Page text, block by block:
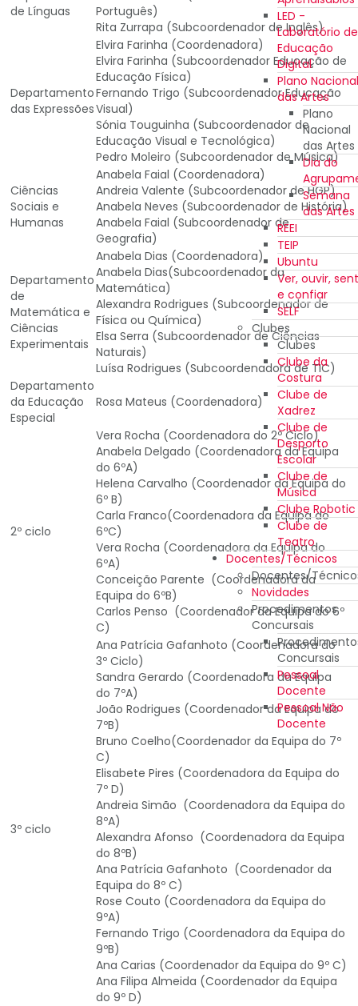
LED -
Laboratório de
Educação
Digital
Plano Nacional
das Artes
Plano
Nacional
das Artes
Dia do
Semana
das Artes
REEI
TEIP
Ubuntu
Ver, ouvir,
e confiar
SELF
Clubes
Clubes
Clube da
Costura
Clube de
Xadrez
Clube de
Desporto
Escolar
Clube de
Música
Clube Robotic
Clube de
Teatro
Docentes/Técnicos
Docentes/
Novidades
Procedimentos
Concursais
Concursais
Pessoal
Docente
Pessoal Não
Docente
de Línguas
Português)
Rita Zurrapa (Subcoordenador de Inglês)
Departamento
das Expressões
Elvira Farinha (Coordenadora)
Elvira Farinha (Subcoordenador Educação de
Educação Física)
Fernando Trigo (Subcoordenador Educação
Visual)
Sónia Touguinha (Subcoordenador de
Educação Visual e Tecnológica)
Pedro Moleiro (Subcoordenador de Música)
Ciências
Sociais e
Humanas
Anabela Faial (Coordenadora)
Andreia Valente (Subcoordenador de HGP)
Anabela Neves (Subcoordenador de História)
Anabela Faial (Subcoordenador de
Geografia)
Departamento
de
Matemática e
Ciências
Experimentais
Anabela Dias (Coordenadora)
Anabela Dias(Subcoordenador da
Matemática)
Alexandra Rodrigues (Subcoordenador de
Física ou Química)
Elsa Serra (Subcoordenador de Ciências
Naturais)
Luísa Rodrigues (Subcoordenadora de TIC)
Departamento
da Educação
Especial
Rosa Mateus (Coordenadora)
2º ciclo
Vera Rocha (Coordenadora do 2º Ciclo)
Anabela Delgado (Coordenadora da Equipa
do 6ºA)
Helena Carvalho (Coordenador da Equipa do
6º B)
Carla Franco(Coordenadora da Equipa do
6ºC)
Vera Rocha (Coordenadora da Equipa do
6ºA)
Conceição Parente (Coordenadora da
Equipa do 6ºB)
Carlos Penso (Coordenador da Equipa do 6º
C)
3º ciclo
Ana Patrícia Gafanhoto (Coordenadora do
3º Ciclo)
Sandra Gerardo (Coordenadora da Equipa
do 7ºA)
João Rodrigues (Coordenador da Equipa do
7ºB)
Bruno Coelho(Coordenador da Equipa do 7º
C)
Elisabete Pires (Coordenadora da Equipa do
7º D)
Andreia Simão (Coordenadora da Equipa do
8ºA)
Alexandra Afonso (Coordenadora da Equipa
do 8ºB)
Ana Patrícia Gafanhoto (Coordenador da
Equipa do 8º C)
Rose Couto (Coordenadora da Equipa do
9ºA)
Fernando Trigo (Coordenadora da Equipa do
9ºB)
Ana Carias (Coordenador da Equipa do 9º C)
Ana Filipa Almeida (Coordenador da Equipa
do 9º D)